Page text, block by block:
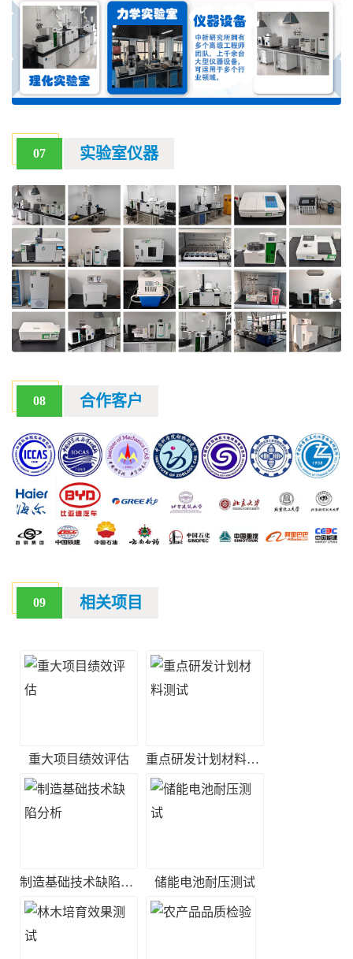
07 实验室仪器
08 合作客户
09 相关项目
重大项目绩效评估 重点研发计划材料测试
制造基础技术缺陷分析 储能电池耐压测试